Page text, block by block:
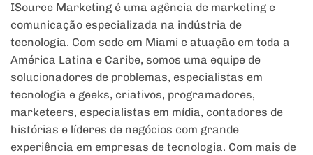
ISource Marketing é uma agência de marketing e
comunicação especializada na indústria de
tecnologia. Com sede em Miami e atuação em toda a
América Latina e Caribe, somos uma equipe de
solucionadores de problemas, especialistas em
tecnologia e geeks, criativos, programadores,
marketeers, especialistas em mídia, contadores de
histórias e líderes de negócios com grande
experiência em empresas de tecnologia. Com mais de